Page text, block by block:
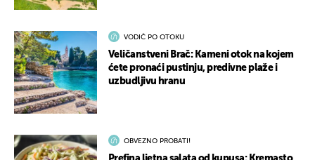
VODIČ PO OTOKU
Veličanstveni Brač: Kameni otok na kojem
ćete pronaći pustinju, predivne plaže i
uzbudljivu hranu
OBVEZNO PROBATI!